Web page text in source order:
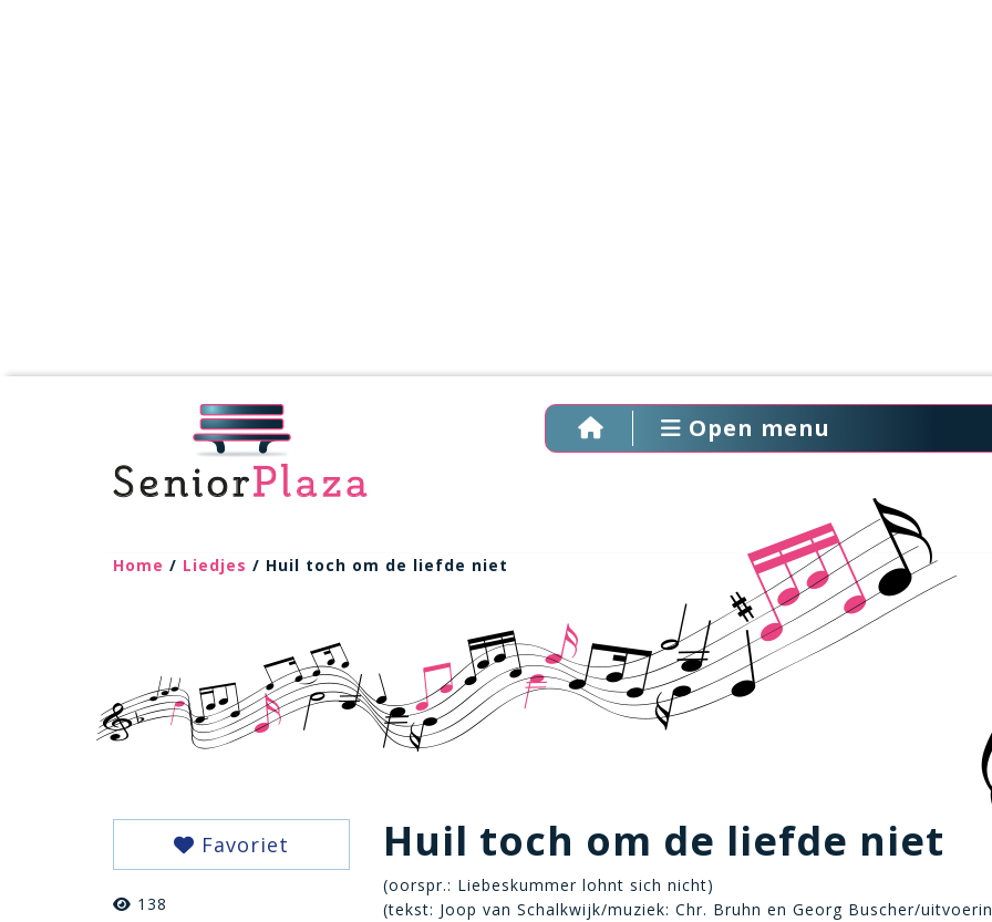
Open menu
Home / Liedjes / Huil toch om de liefde niet
Favoriet
138
Huil toch om de liefde niet
(oorspr.: Liebeskummer lohnt sich nicht)
(tekst: Joop van Schalkwijk/muziek: Chr. Bruhn en Georg Buscher/